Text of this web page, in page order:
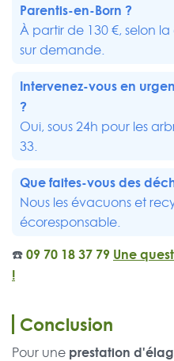
Parentis-en-Born ?
À partir de 130 €, selon
sur demande.
Intervenez-vous en
?
Oui, sous 24h pour les
33.
Que faites-vous des
Nous les évacuons et
écoresponsable.
☎️09 70 18 37 79 Une
!
Conclusion
Pour une prestation